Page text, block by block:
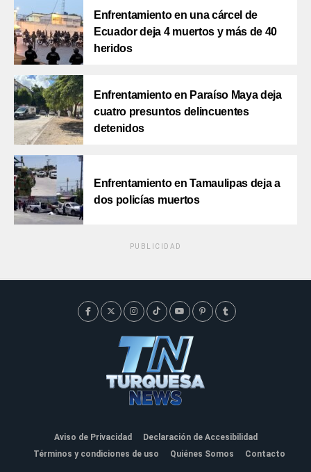
Enfrentamiento en una cárcel de
Ecuador deja 4 muertos y más de 40
heridos
Enfrentamiento en Paraíso Maya deja
cuatro presuntos delincuentes
detenidos
Enfrentamiento en Tamaulipas deja a
dos policías muertos
PUBLICIDAD
Aviso de Privacidad
Declaración de Accesibilidad
Términos y condiciones de uso
Quiénes Somos Contacto